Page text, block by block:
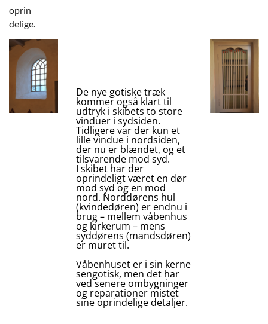
oprin
delige.
De nye gotiske træk
kommer også klart til
udtryk i skibets to store
vinduer i sydsiden.
Tidligere var der kun et
lille vindue i nordsiden,
der nu er blændet, og et
tilsvarende mod syd.
I skibet har der
oprindeligt været en dør
mod syd og en mod
nord. Norddørens hul
(kvindedøren) er endnu i
brug – mellem våbenhus
og kirkerum – mens
syddørens (mandsdøren)
er muret til.
Våbenhuset er i sin kerne
sengotisk, men det har
ved senere ombygninger
og reparationer mistet
sine oprindelige detaljer.